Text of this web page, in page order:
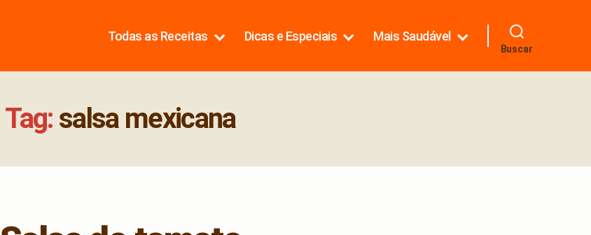
Todas as Receitas Dicas e Especiais Mais Saudável
Buscar
Tag: salsa mexicana